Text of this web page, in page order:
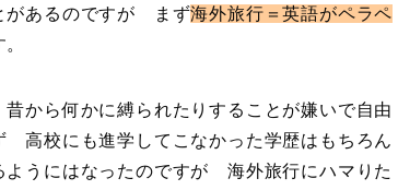
があるのですが まず海外旅行＝英語がペラペ
から何かに縛られたりすることが嫌いで自由
高校にも進学してこなかった学歴はもちろん
うにはなったのですが 海外旅行にハマりた